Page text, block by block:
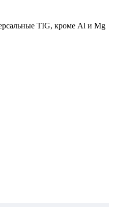
TIG, кроме Al и Mg